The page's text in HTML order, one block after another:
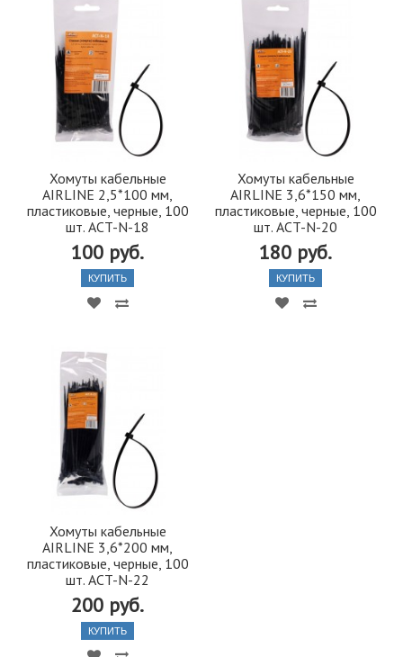
Хомуты кабельные
AIRLINE 2,5*100 мм,
пластиковые, черные, 100
шт. ACT-N-18
100 руб.
КУПИТЬ
Хомуты кабельные
AIRLINE 3,6*150 мм,
пластиковые, черные, 100
шт. ACT-N-20
180 руб.
КУПИТЬ
Хомуты кабельные
AIRLINE 3,6*200 мм,
пластиковые, черные, 100
шт. ACT-N-22
200 руб.
КУПИТЬ